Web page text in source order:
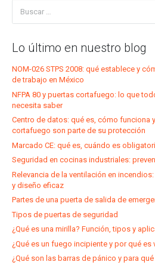
Lo último en nuestro blog
NOM-026 STPS 2008: qué establece y
de trabajo en México
NFPA 80 y puertas cortafuego: lo que
necesita saber
Centro de datos: qué es, cómo funciona
cortafuego son parte de su protección
Marcado CE: qué es, cuándo es
Seguridad en cocinas industriales:
Relevancia de la ventilación en
y diseño eficaz
Partes de una puerta de salida de
Tipos de puertas de seguridad
¿Qué es una mirilla? Función, tipos y
¿Qué es un fuego incipiente y por qué
¿Qué son las barras de pánico y para